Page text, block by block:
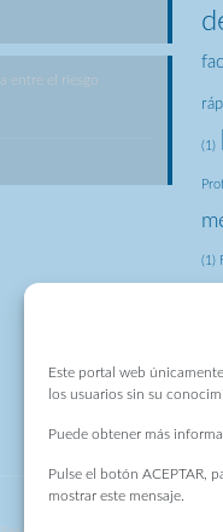
Este portal web
los usuarios sin su
Puede obtener más
Pulse el botón ACEPTAR,
mostrar este mensaje.
entre el riesgo
(1)
(1)